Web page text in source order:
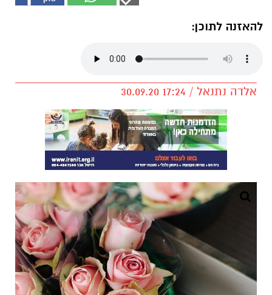
להאזנה לתוכן:
אלדה נתנאל / 17:24 30.09.20